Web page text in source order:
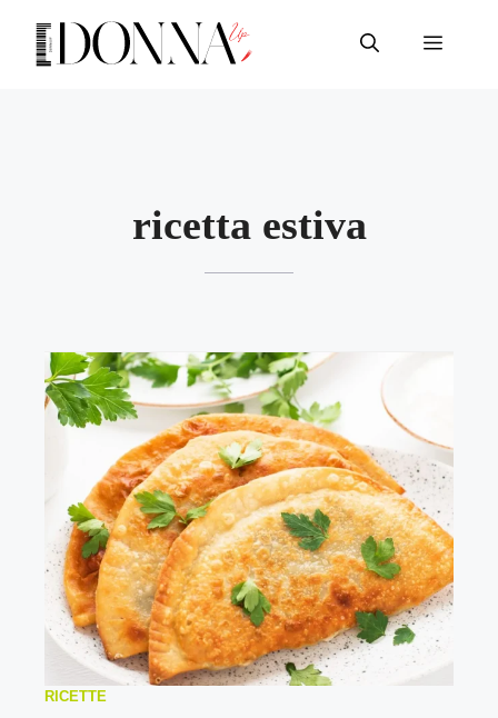
contenuto
Menu
ricetta estiva
RICETTE